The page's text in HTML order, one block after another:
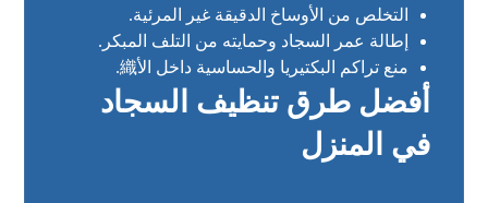
التخلص من الأوساخ الدقيقة غير المرئية.
إطالة عمر السجاد وحمايته من التلف المبكر.
منع تراكم البكتيريا والحساسية داخل الأ織.
أفضل طرق تنظيف السجاد
في المنزل